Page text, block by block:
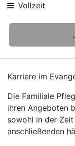
Vollzeit
Karriere im
Die Familiale
ihren Angeboten
sowohl in der
anschließenden